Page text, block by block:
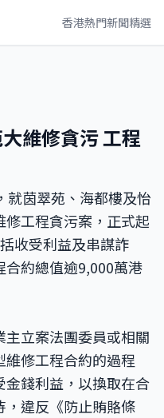
香港熱門新聞精選
維修貪污 工程
就茵翠苑、海都樓及怡
工程貪污案，正式起
收受利益及串謀詐
約總值逾9,000萬港
立案法團委員或相關
維修工程合約的過程
錢利益，以換取在合
違反《防止賄賂條